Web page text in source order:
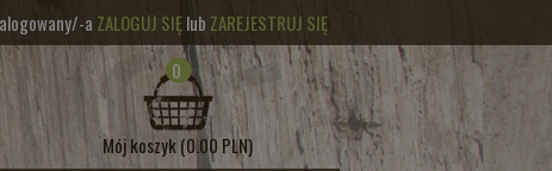
a ZALOGUJ SIĘlub ZAREJESTRUJ SIĘ
0
Mój koszyk(0.00 PLN)